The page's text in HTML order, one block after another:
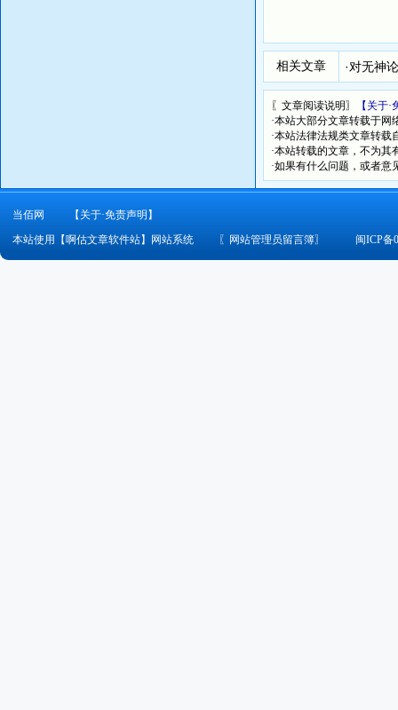
相关文章 ·对无神
〖文章阅读说明〗
【关于
·本站大部分文章转载于
·本站法律法规类文章转
·本站转载的文章，不为
·如果有什么问题，或者意
当佰网
【关于·免责声明】
本站使用【啊估文章软件站】网站系统
〖 网站管理员留言簿〗 闽ICP备